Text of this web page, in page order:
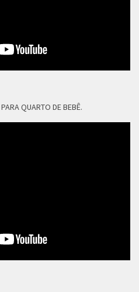
QUARTO DE BEBÊ.